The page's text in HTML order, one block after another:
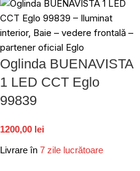
Oglinda BUENAVISTA
1 LED CCT Eglo
99839
1200,00 lei
Livrare în 7 zile lucrătoare